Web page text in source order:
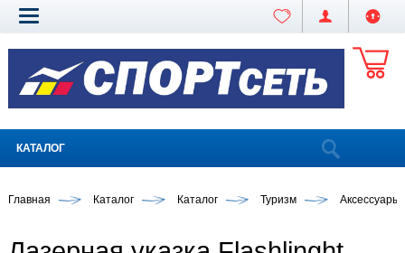
КАТАЛОГ
Главная Каталог Каталог Туризм Аксессуары